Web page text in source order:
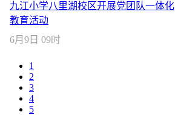
九江小学八里湖校区开展党团队一体化
教育活动
6月9日 09时
1
2
3
4
5